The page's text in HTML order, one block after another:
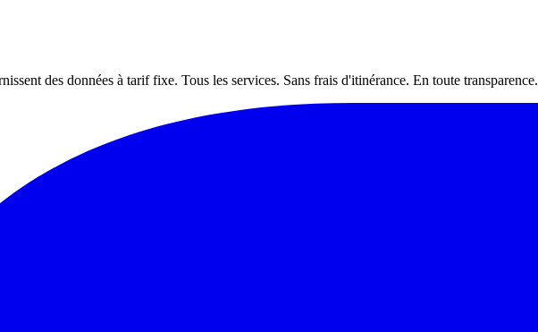
des données à tarif fixe. Tous les services. Sans frais d'itinérance. En toute transparence.